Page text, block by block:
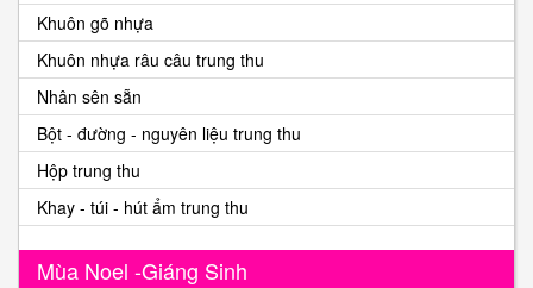
Khuôn gõ nhựa
Khuôn nhựa râu câu trung thu
Nhân sên sẵn
Bột - đường - nguyên liệu trung thu
Hộp trung thu
Khay - túi - hút ẩm trung thu
Mùa Noel -Giáng Sinh